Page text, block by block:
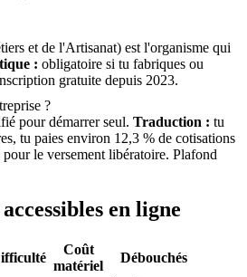
et de l'Artisanat) est l'organisme qui
: obligatoire si tu fabriques ou
gratuite depuis 2023.
?
pour démarrer seul. Traduction : tu
tu paies environ 12,3 % de cotisations
le versement libératoire. Plafond
en ligne
Coût
matériel
Débouchés